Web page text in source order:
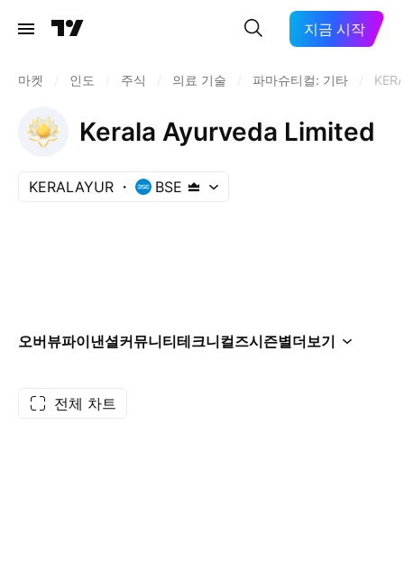
지금 시작
마켓 인도 주식 의료 기술 파마슈티컬: 기타
Kerala Ayurveda Limited
KERALAYUR BSE
오버뷰파이낸셜커뮤니티테크니컬즈시즌별더보기
전체 차트